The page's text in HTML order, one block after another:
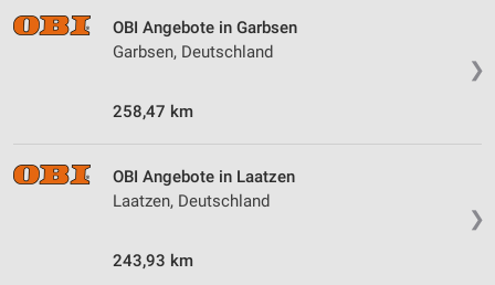
❯
OBI Angebote in Garbsen
Garbsen, Deutschland
258,47 km
❯
OBI Angebote in Laatzen
Laatzen, Deutschland
243,93 km
personalisierter Inhalte
Messung der Werbeleistung
Messung der Performance von Inhalten
Kombinationen von Daten aus verschiedenen
Quellen